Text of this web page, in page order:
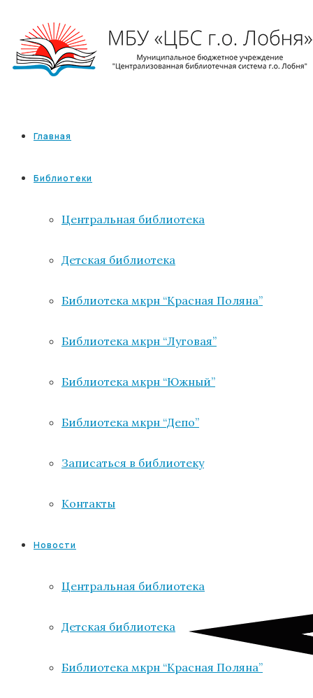
Главная
Библиотеки
Центральная библиотека
Детская библиотека
Библиотека мкрн “Красная Поляна”
Библиотека мкрн “Луговая”
Библиотека мкрн “Южный”
Библиотека мкрн “Депо”
Записаться в библиотеку
Контакты
Новости
Центральная библиотека
Детская библиотека
Библиотека мкрн “Красная Поляна”